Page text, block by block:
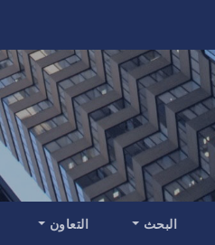
البحث التعاون